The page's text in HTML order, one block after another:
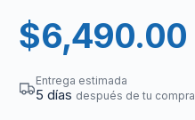
$6,490.00
Entrega estimada
5 días después de tu compra